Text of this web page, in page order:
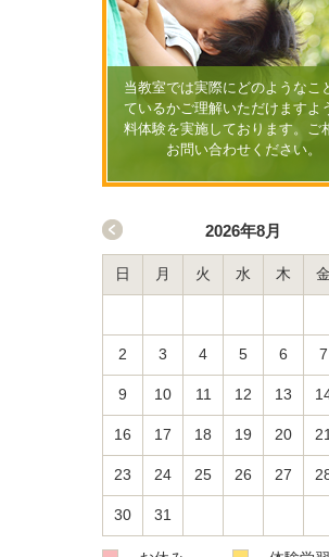
当教室では実際にどのようなこ
ているかご理解いただけますよ
料体験を実施しております。ご
お問い合わせください。
2026年8月
日 月 火 水 木 金
2 3 4 5 6 7
9 10 11 12 13
16 17 18 19 20
23 24 25 26 27
30 31